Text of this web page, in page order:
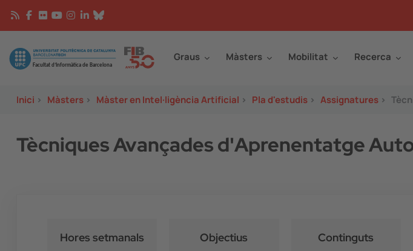
Vés al contingut
Image Graus Màsters Mobilitat Recerca
Inici > Màsters > Màster en Intel·ligència Artificial > Pla d'estudis > Assignatures >
Tècniques Avançades d'Aprenentatge
Hores setmanals Objectius Continguts